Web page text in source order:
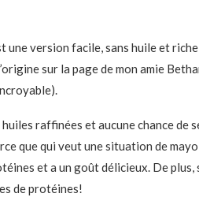
version facile, sans huile et
sur la page de mon amie
huiles raffinées et aucune chance de
que qui veut une situation de
et a un goût délicieux. De
de protéines!